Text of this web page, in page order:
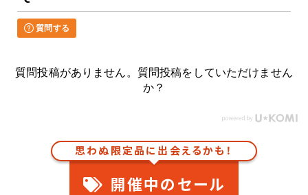
質問する
質問投稿がありません。質問投稿をしていただけません
か？
思わぬ限定品に出会えるかも！
開催中のセール